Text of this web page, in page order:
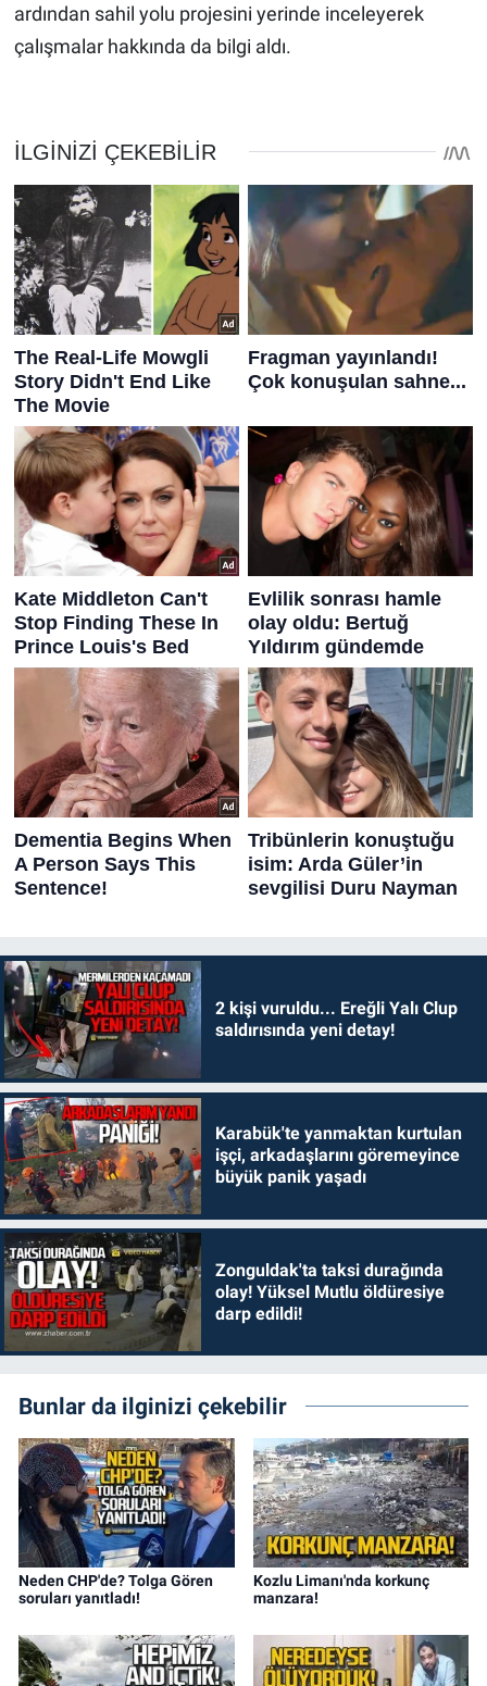
ardından sahil yolu projesini yerinde inceleyerek
çalışmalar hakkında da bilgi aldı.
2 kişi vuruldu... Ereğli Yalı Clup
saldırısında yeni detay!
Karabük'te yanmaktan kurtulan
işçi, arkadaşlarını göremeyince
büyük panik yaşadı
Zonguldak'ta taksi durağında
olay! Yüksel Mutlu öldüresiye
darp edildi!
Bunlar da ilginizi çekebilir
Neden CHP'de? Tolga Gören
soruları yanıtladı!
Kozlu Limanı'nda korkunç
manzara!